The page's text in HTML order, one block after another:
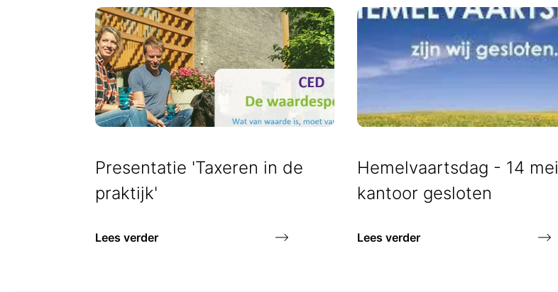
Presentatie 'Taxeren in de
praktijk'
Lees verder
Hemelvaartsdag - 14 mei
kantoor gesloten
Lees verder